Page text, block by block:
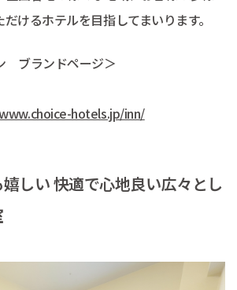
けるホテルを目指してまいります。
ブランドページ＞
hotels.jp/inn/
嬉しい 快適で心地良い広々とし